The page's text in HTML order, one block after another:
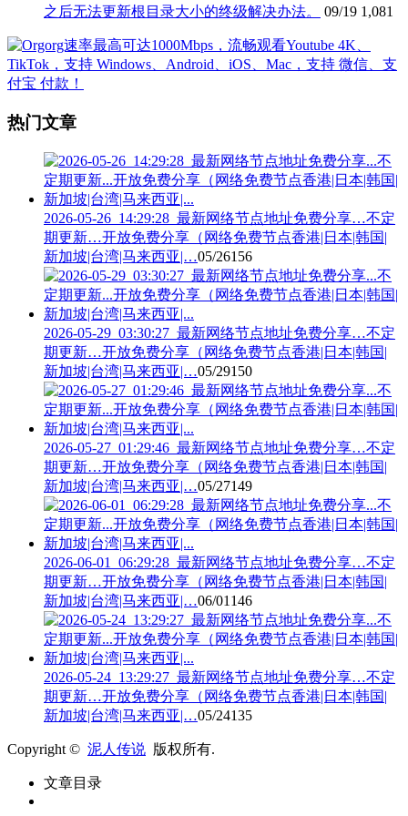
之后无法更新根目录大小的终级解决办法。
09/19 1,081
热门文章
2026-05-26_14:29:28_最新网络节点地址免费分享…不定
期更新…开放免费分享（网络免费节点香港|日本|韩国|
新加坡|台湾|马来西亚|…05/26156
2026-05-29_03:30:27_最新网络节点地址免费分享…不定
期更新…开放免费分享（网络免费节点香港|日本|韩国|
新加坡|台湾|马来西亚|…05/29150
2026-05-27_01:29:46_最新网络节点地址免费分享…不定
期更新…开放免费分享（网络免费节点香港|日本|韩国|
新加坡|台湾|马来西亚|…05/27149
2026-06-01_06:29:28_最新网络节点地址免费分享…不定
期更新…开放免费分享（网络免费节点香港|日本|韩国|
新加坡|台湾|马来西亚|…06/01 146
2026-05-24_13:29:27_最新网络节点地址免费分享…不定
期更新…开放免费分享（网络免费节点香港|日本|韩国|
新加坡|台湾|马来西亚|…05/24135
Copyright © 泥人传说 版权所有.
文章目录